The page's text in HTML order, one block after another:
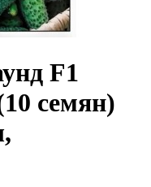
F1
семян)